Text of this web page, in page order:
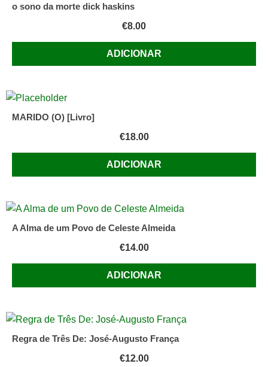
o sono da morte dick haskins
€8.00
ADICIONAR
MARIDO (O) [Livro]
€18.00
ADICIONAR
A Alma de um Povo de Celeste Almeida
€14.00
ADICIONAR
Regra de Três De: José-Augusto França
€12.00